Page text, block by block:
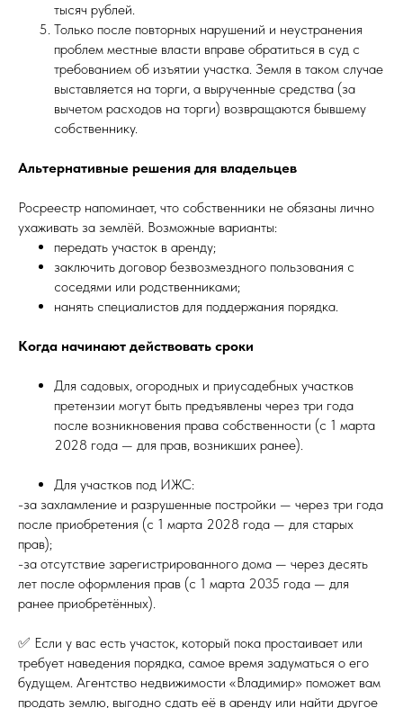
тысяч рублей.
Только после повторных нарушений и неустранения
проблем местные власти вправе обратиться в суд с
требованием об изъятии участка. Земля в таком случае
выставляется на торги, а вырученные средства (за
вычетом расходов на торги) возвращаются бывшему
собственнику.
Альтернативные решения для владельцев
Росреестр напоминает, что собственники не обязаны лично
ухаживать за землёй. Возможные варианты:
передать участок в аренду;
заключить договор безвозмездного пользования с
соседями или родственниками;
нанять специалистов для поддержания порядка.
Когда начинают действовать сроки
Для садовых, огородных и приусадебных участков
претензии могут быть предъявлены через три года
после возникновения права собственности (с 1 марта
2028 года — для прав, возникших ранее).
Для участков под ИЖС:
-за захламление и разрушенные постройки — через три года
после приобретения (с 1 марта 2028 года — для старых
прав);
-за отсутствие зарегистрированного дома — через десять
лет после оформления прав (с 1 марта 2035 года — для
ранее приобретённых).
✅ Если у вас есть участок, который пока простаивает или
требует наведения порядка, самое время задуматься о его
будущем. Агентство недвижимости «Владимир» поможет вам
продать землю, выгодно сдать её в аренду или найти другое